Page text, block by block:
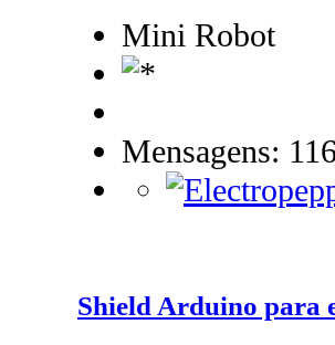
Mini Robot
Mensagens:
Shield Arduino para